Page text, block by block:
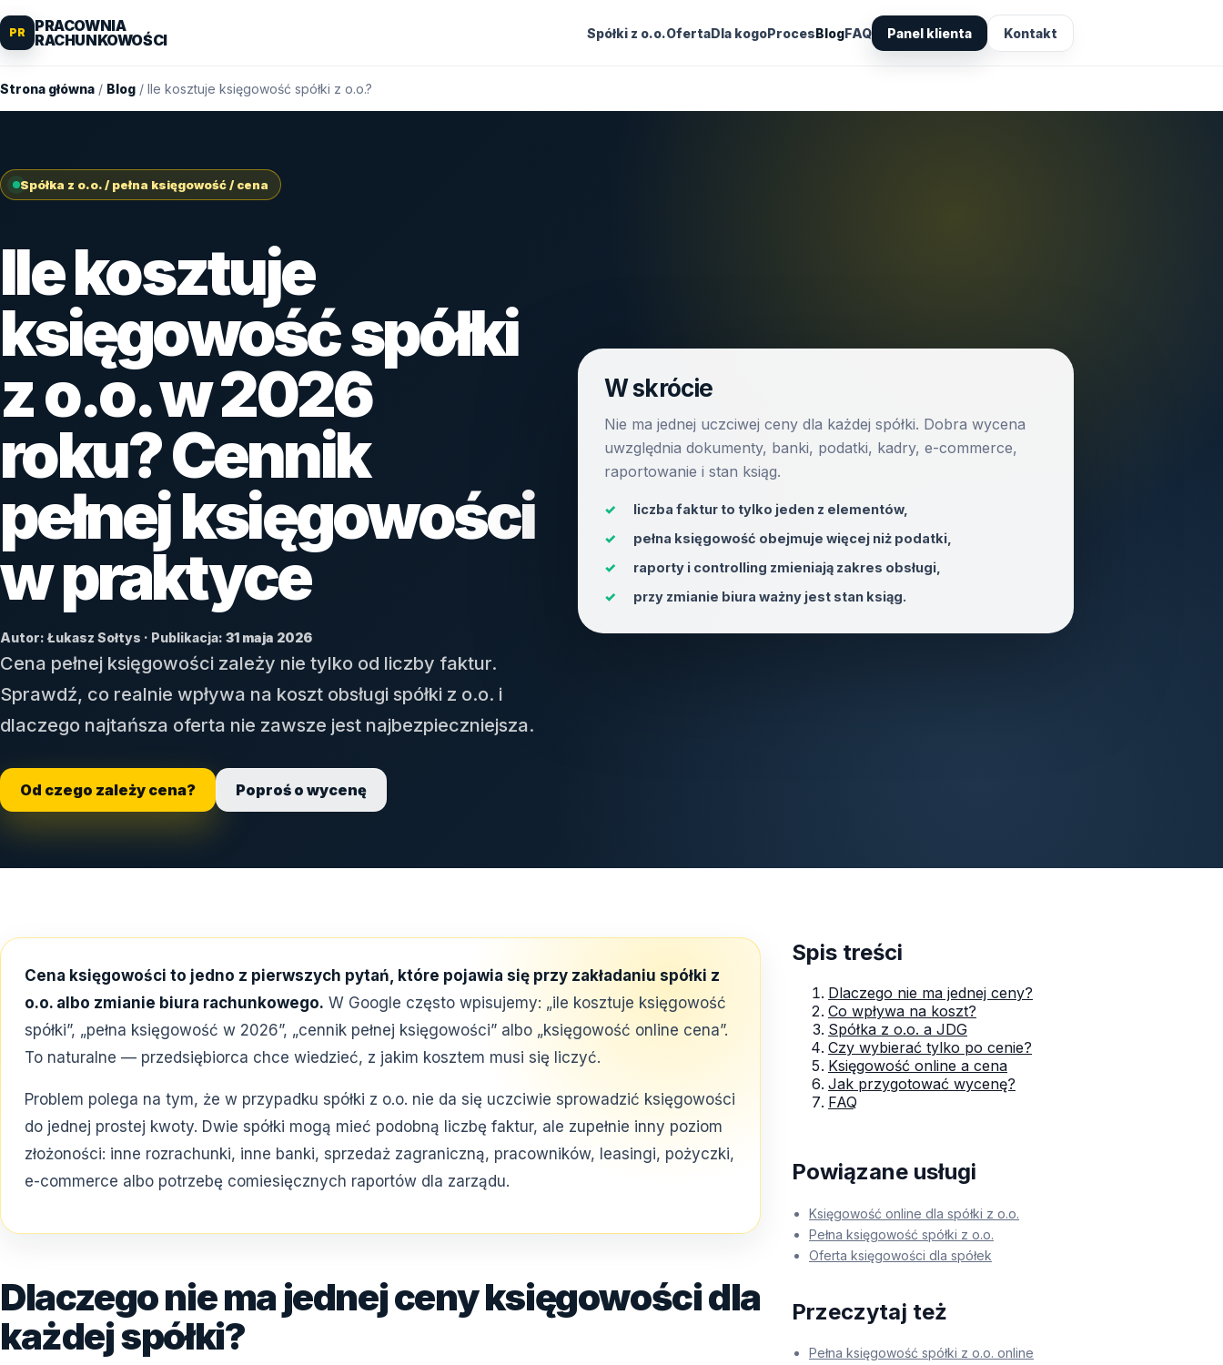
PR
PRACOWNIA
RACHUNKOWOŚCI
Spółki z o.o.OfertaDla kogoProcesBlogFAQ Panel klienta Kontakt
Strona główna / Blog / Ile kosztuje księgowość spółki z o.o.?
Spółka z o.o. / pełna księgowość / cena
Ile kosztuje
księgowość spółki
z o.o. w 2026
roku? Cennik
pełnej księgowości
w praktyce
Autor: Łukasz Sołtys · Publikacja: 31 maja 2026
Cena pełnej księgowości zależy nie tylko od liczby faktur.
Sprawdź, co realnie wpływa na koszt obsługi spółki z o.o. i
dlaczego najtańsza oferta nie zawsze jest najbezpieczniejsza.
Od czego zależy cena? Poproś o wycenę
W skrócie
Nie ma jednej uczciwej ceny dla każdej spółki. Dobra wycena
uwzględnia dokumenty, banki, podatki, kadry, e-commerce,
raportowanie i stan ksiąg.
✓
liczba faktur to tylko jeden z elementów,
✓
pełna księgowość obejmuje więcej niż podatki,
✓
raporty i controlling zmieniają zakres obsługi,
✓
przy zmianie biura ważny jest stan ksiąg.
Cena księgowości to jedno z pierwszych pytań, które pojawia się przy zakładaniu spółki z
o.o. albo zmianie biura rachunkowego. W Google często wpisujemy: „ile kosztuje księgowość
spółki”, „pełna księgowość w 2026”, „cennik pełnej księgowości” albo „księgowość online cena”.
To naturalne — przedsiębiorca chce wiedzieć, z jakim kosztem musi się liczyć.
Problem polega na tym, że w przypadku spółki z o.o. nie da się uczciwie sprowadzić księgowości
do jednej prostej kwoty. Dwie spółki mogą mieć podobną liczbę faktur, ale zupełnie inny poziom
złożoności: inne rozrachunki, inne banki, sprzedaż zagraniczną, pracowników, leasingi, pożyczki,
e-commerce albo potrzebę comiesięcznych raportów dla zarządu.
Dlaczego nie ma jednej ceny księgowości dla
każdej spółki?
Spis treści
Dlaczego nie ma jednej ceny?
Co wpływa na koszt?
Spółka z o.o. a JDG
Czy wybierać tylko po cenie?
Księgowość online a cena
Jak przygotować wycenę?
FAQ
Powiązane usługi
Księgowość online dla spółki z o.o.
Pełna księgowość spółki z o.o.
Oferta księgowości dla spółek
Przeczytaj też
Pełna księgowość spółki z o.o. online